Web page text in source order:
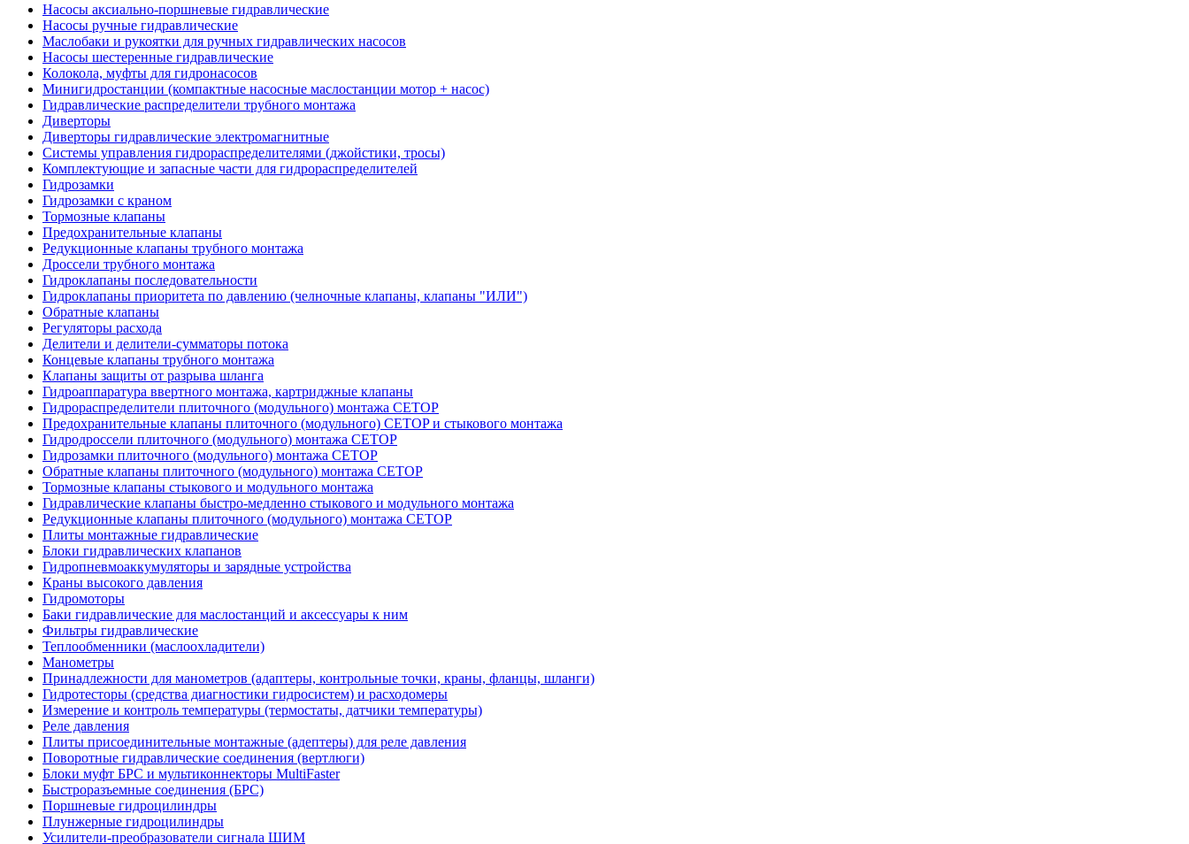
Насосы аксиально-поршневые гидравлические
Насосы ручные гидравлические
Маслобаки и рукоятки для ручных гидравлических насосов
Насосы шестеренные гидравлические
Колокола, муфты для гидронасосов
Минигидростанции (компактные насосные маслостанции мотор + насос)
Гидравлические распределители трубного монтажа
Диверторы
Диверторы гидравлические электромагнитные
Системы управления гидрораспределителями (джойстики, тросы)
Комплектующие и запасные части для гидрораспределителей
Гидрозамки
Гидрозамки с краном
Тормозные клапаны
Предохранительные клапаны
Редукционные клапаны трубного монтажа
Дроссели трубного монтажа
Гидроклапаны последовательности
Гидроклапаны приоритета по давлению (челночные клапаны, клапаны "ИЛИ")
Обратные клапаны
Регуляторы расхода
Делители и делители-сумматоры потока
Концевые клапаны трубного монтажа
Клапаны защиты от разрыва шланга
Гидроаппаратура ввертного монтажа, картриджные клапаны
Гидрораспределители плиточного (модульного) монтажa CETOP
Предохранительные клапаны плиточного (модульного) CETOP и стыкового монтажа
Гидродроссели плиточного (модульного) монтажа CETOP
Гидрозамки плиточного (модульного) монтажа CETOP
Обратные клапаны плиточного (модульного) монтажа CETOP
Тормозные клапаны стыкового и модульного монтажа
Гидравлические клапаны быстро-медленно стыкового и модульного монтажа
Редукционные клапаны плиточного (модульного) монтажа CETOP
Плиты монтажные гидравлические
Блоки гидравлических клапанов
Гидропневмоаккумуляторы и зарядные устройства
Краны высокого давления
Гидромоторы
Баки гидравлические для маслостанций и аксессуары к ним
Фильтры гидравлические
Теплообменники (маслоохладители)
Манометры
Принадлежности для манометров (адаптеры, контрольные точки, краны, фланцы, шланги)
Гидротесторы (средства диагностики гидросистем) и расходомеры
Измерение и контроль температуры (термостаты, датчики температуры)
Реле давления
Плиты присоединительные монтажные (адептеры) для реле давления
Поворотные гидравлические соединения (вертлюги)
Блоки муфт БРС и мультиконнекторы MultiFaster
Быстроразъемные соединения (БРС)
Поршневые гидроцилиндры
Плунжерные гидроцилиндры
Усилители-преобразователи сигнала ШИМ